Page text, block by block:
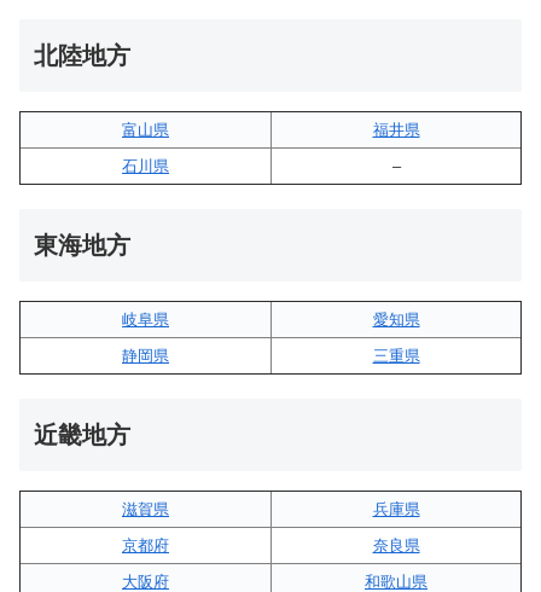
北陸地方
富山県
福井県
石川県
–
東海地方
岐阜県
愛知県
静岡県
三重県
近畿地方
滋賀県
兵庫県
京都府
奈良県
大阪府
和歌山県